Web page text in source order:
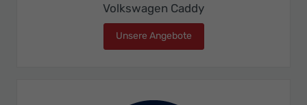
Volkswagen Caddy
Unsere Angebote